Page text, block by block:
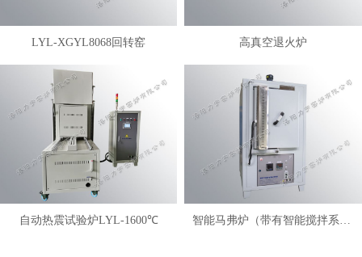
LYL-XGYL8068回转窑 高真空退火炉
自动热震试验炉LYL-1600℃